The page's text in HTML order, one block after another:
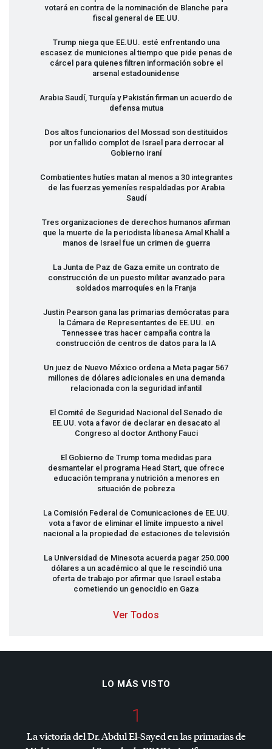
votará en contra de la nominación de Blanche para
fiscal general de EE.UU.
Trump niega que EE.UU. esté enfrentando una
escasez de municiones al tiempo que pide penas de
cárcel para quienes filtren información sobre el
arsenal estadounidense
Arabia Saudí, Turquía y Pakistán firman un acuerdo de
defensa mutua
Dos altos funcionarios del Mossad son destituidos
por un fallido complot de Israel para derrocar al
Gobierno iraní
Combatientes hutíes matan al menos a 30 integrantes
de las fuerzas yemeníes respaldadas por Arabia
Saudí
Tres organizaciones de derechos humanos afirman
que la muerte de la periodista libanesa Amal Khalil a
manos de Israel fue un crimen de guerra
La Junta de Paz de Gaza emite un contrato de
construcción de un puesto militar avanzado para
soldados marroquíes en la Franja
Justin Pearson gana las primarias demócratas para
la Cámara de Representantes de EE.UU. en
Tennessee tras hacer campaña contra la
construcción de centros de datos para la IA
Un juez de Nuevo México ordena a Meta pagar 567
millones de dólares adicionales en una demanda
relacionada con la seguridad infantil
El Comité de Seguridad Nacional del Senado de
EE.UU. vota a favor de declarar en desacato al
Congreso al doctor Anthony Fauci
El Gobierno de Trump toma medidas para
desmantelar el programa Head Start, que ofrece
educación temprana y nutrición a menores en
situación de pobreza
La Comisión Federal de Comunicaciones de EE.UU.
vota a favor de eliminar el límite impuesto a nivel
nacional a la propiedad de estaciones de televisión
La Universidad de Minesota acuerda pagar 250.000
dólares a un académico al que le rescindió una
oferta de trabajo por afirmar que Israel estaba
cometiendo un genocidio en Gaza
Ver Todos
LO MÁS VISTO
1
La victoria del Dr. Abdul El-Sayed en las primarias de